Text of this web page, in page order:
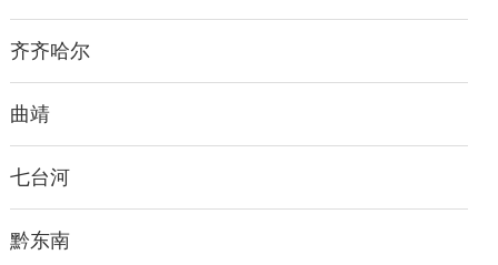
齐齐哈尔
曲靖
七台河
黔东南